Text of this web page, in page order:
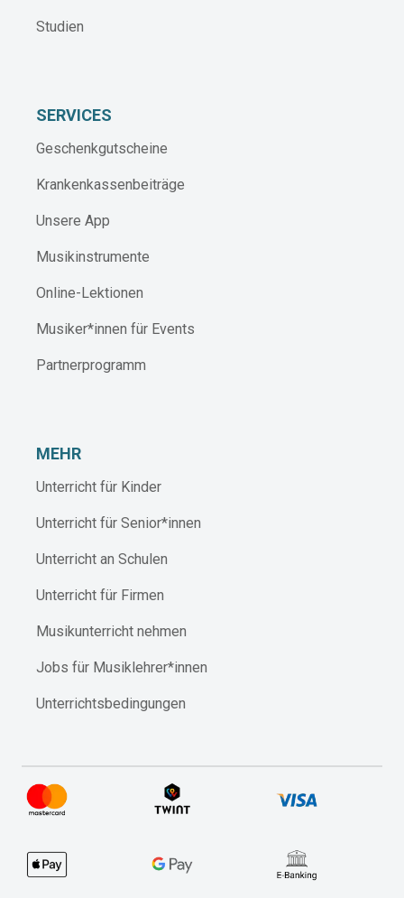
Studien
SERVICES
Geschenkgutscheine
Krankenkassenbeiträge
Unsere App
Musikinstrumente
Online-Lektionen
Musiker*innen für Events
Partnerprogramm
MEHR
Unterricht für Kinder
Unterricht für Senior*innen
Unterricht an Schulen
Unterricht für Firmen
Musikunterricht nehmen
Jobs für Musiklehrer*innen
Unterrichtsbedingungen